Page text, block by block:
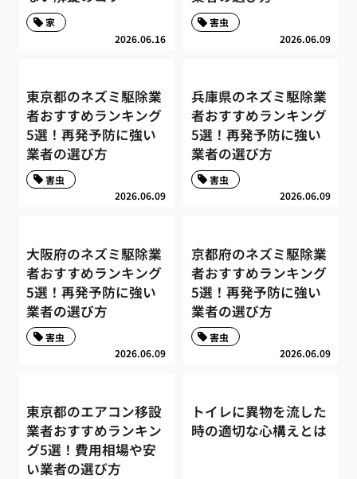
2026.06.16
家
2026.06.09
害虫
東京都のネズミ駆除業
者おすすめランキング
5選！再発予防に強い
業者の選び方
2026.06.09
害虫
兵庫県のネズミ駆除業
者おすすめランキング
5選！再発予防に強い
業者の選び方
2026.06.09
害虫
大阪府のネズミ駆除業
者おすすめランキング
5選！再発予防に強い
業者の選び方
2026.06.09
害虫
京都府のネズミ駆除業
者おすすめランキング
5選！再発予防に強い
業者の選び方
2026.06.09
害虫
東京都のエアコン移設
業者おすすめランキン
グ5選！費用相場や安
い業者の選び方
トイレに異物を流した
時の適切な心構えとは